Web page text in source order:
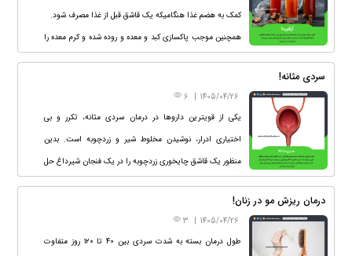
کمک به هضم ‌غذا هنگامیکه یک قاشق قبل از غذا مصرف شود.
همچنین موجب پاکسازی کبد و معده و روده شده و کرم ‌معده را
از بین میبرد.
سردی مثانه!
1405/04/26
|
یکی از قویترین داروها در درمان سردی مثانه، تکرر و بی
اختیاری ادرار، نوشیدن مخلوط شیر و زردچوبه است. بدین
منظور یک قاشق چایخوری زردچوبه را در یک فنجان شیرداغ حل
کرده و پس از اینکه کمی از داغی آن کاسته شد بامقداری عسل
شیرین کنید و شبها قبل از خواب میل نمایید.درمان ریزش مو در زنان!
1405/04/26
|
طول درمان بسته به شدت سردی بین ۴۰ تا ۱۲۰ روز متفاوت